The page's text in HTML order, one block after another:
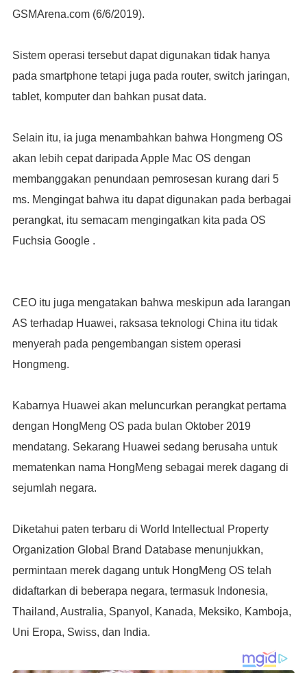
GSMArena.com (6/6/2019).
Sistem operasi tersebut dapat digunakan tidak hanya
pada smartphone tetapi juga pada router, switch jaringan,
tablet, komputer dan bahkan pusat data.
Selain itu, ia juga menambahkan bahwa Hongmeng OS
akan lebih cepat daripada Apple Mac OS dengan
membanggakan penundaan pemrosesan kurang dari 5
ms. Mengingat bahwa itu dapat digunakan pada berbagai
perangkat, itu semacam mengingatkan kita pada OS
Fuchsia Google .
CEO itu juga mengatakan bahwa meskipun ada larangan
AS terhadap Huawei, raksasa teknologi China itu tidak
menyerah pada pengembangan sistem operasi
Hongmeng.
Kabarnya Huawei akan meluncurkan perangkat pertama
dengan HongMeng OS pada bulan Oktober 2019
mendatang. Sekarang Huawei sedang berusaha untuk
mematenkan nama HongMeng sebagai merek dagang di
sejumlah negara.
Diketahui paten terbaru di World Intellectual Property
Organization Global Brand Database menunjukkan,
permintaan merek dagang untuk HongMeng OS telah
didaftarkan di beberapa negara, termasuk Indonesia,
Thailand, Australia, Spanyol, Kanada, Meksiko, Kamboja,
Uni Eropa, Swiss, dan India.